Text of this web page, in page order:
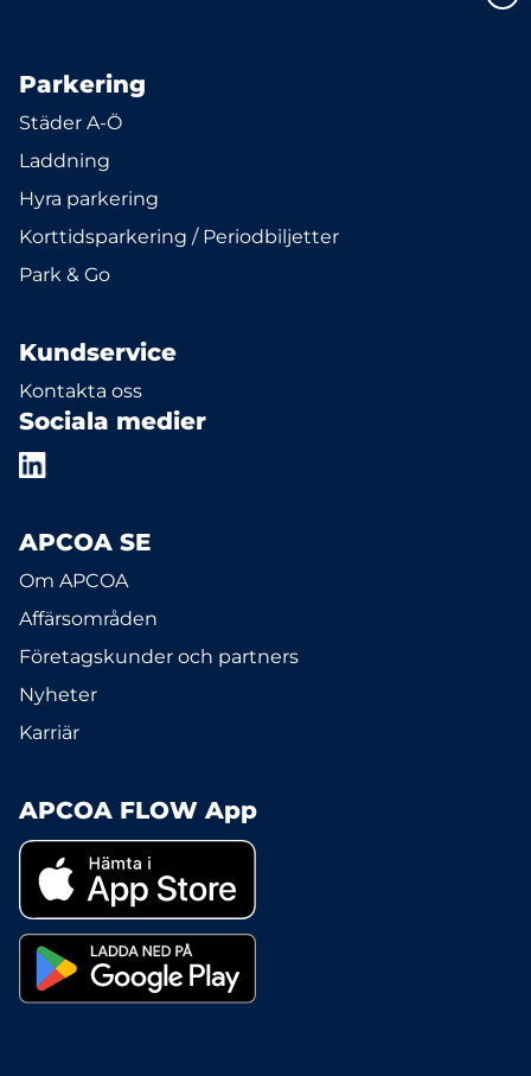
Parkering
Städer A-Ö
Laddning
Hyra parkering
Korttidsparkering / Periodbiljetter
Park & Go
Kundservice
Kontakta oss
Sociala medier
APCOA SE
Om APCOA
Affärsområden
Företagskunder och partners
Nyheter
Karriär
APCOA FLOW App